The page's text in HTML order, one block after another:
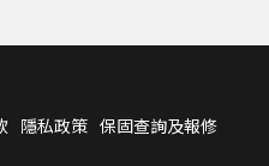
隱私政策 保固查詢及報修